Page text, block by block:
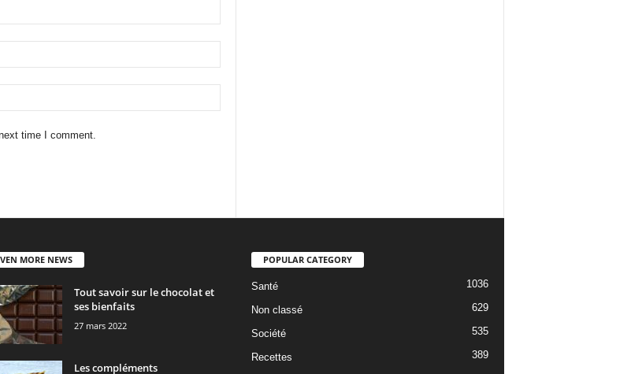
time I comment.
MORE NEWS
Tout savoir sur le chocolat et
ses bienfaits
27 mars 2022
Les compléments
POPULAR CATEGORY
Santé 1036
Non classé 629
Société 535
Recettes
389